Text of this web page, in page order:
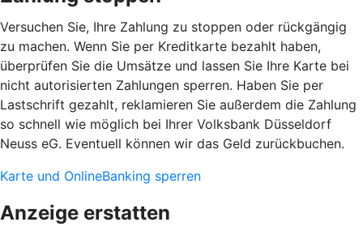
Versuchen Sie, Ihre Zahlung zu stoppen oder rückgängig
zu machen. Wenn Sie per Kreditkarte bezahlt haben,
überprüfen Sie die Umsätze und lassen Sie Ihre Karte bei
nicht autorisierten Zahlungen sperren. Haben Sie per
Lastschrift gezahlt, reklamieren Sie außerdem die Zahlung
so schnell wie möglich bei Ihrer Volksbank Düsseldorf
Neuss eG. Eventuell können wir das Geld zurückbuchen.
Karte und OnlineBanking sperren
Anzeige erstatten